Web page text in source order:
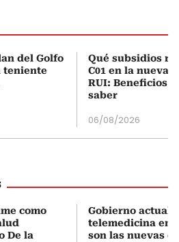
del Golfo
teniente
Qué subsidios
C01 en la nueva
RUI: Beneficios
saber
06/08/2026
como
De la
Gobierno
telemedicina en
son las nuevas